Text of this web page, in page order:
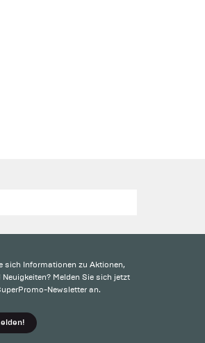
sich Informationen zu Aktionen,
Melden Sie sich jetzt
Newsletter an.